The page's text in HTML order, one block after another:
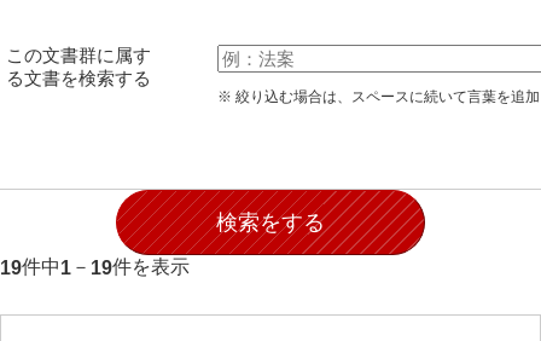
市原家文書
厳島神社祭礼堅田中組水上会講文書
出羽家文書
一宝家文書
この文書群に属す
る文書を検索する
※ 絞り込む場合は、スペースに続いて言葉を追
19件中1 － 19件を表示